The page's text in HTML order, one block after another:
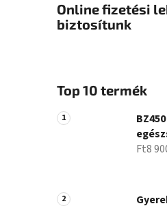
Online fizetési
biztosítunk
Top 10 termék
Ft8